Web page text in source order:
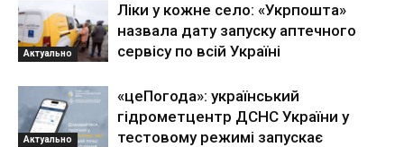
Актуально
Ліки у кожне село: «Укрпошта»
назвала дату запуску аптечного
сервісу по всій Україні
Актуально
«цеПогода»: український
гідрометцентр ДСНС України у
тестовому режимі запускає